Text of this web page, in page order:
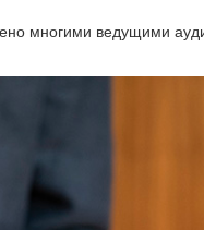
многими ведущими